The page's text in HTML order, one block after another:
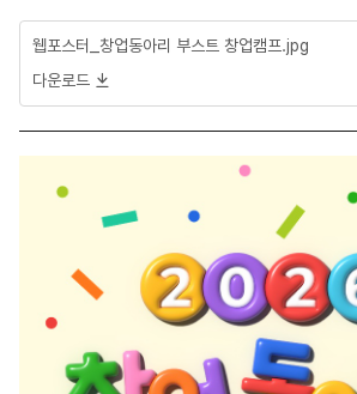
웹포스터_창업동아리 부스트 창업캠프.jpg
다운로드